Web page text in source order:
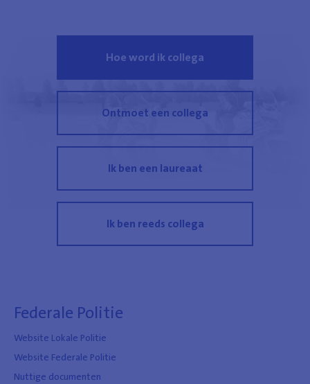
Hoe word ik collega
Ontmoet een collega
Ik ben een laureaat
Ik ben reeds collega
Federale Politie
Website Lokale Politie
Website Federale Politie
Nuttige documenten